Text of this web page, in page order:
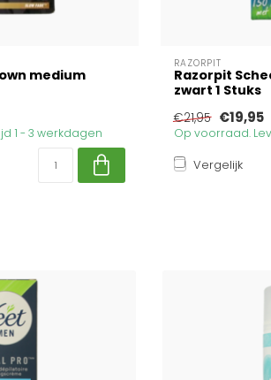
medium
1 - 3 werkdagen
RAZORPIT
Razorpit
zwart 1 Stuks
€21,95 €19,95
Op voorraad.
Vergelijk